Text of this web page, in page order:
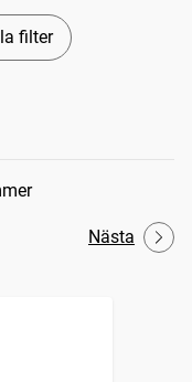
filter
Nästa